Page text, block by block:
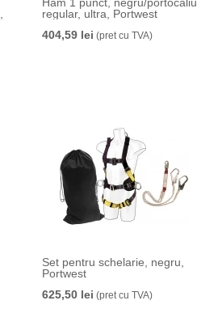
regular, ultra, Portwest
404,59 lei (pret cu TVA)
Set pentru schelarie, negru,
Portwest
625,50 lei (pret cu TVA)